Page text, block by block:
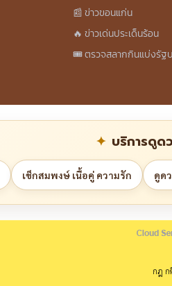
📰 ข่าวขอนแก่น
🔥 ข่าวเด่นประเด็นร้อน
🎟️ ตรวจสลากกินแบ่งรัฐ
บริการดูด
เช็กสมพงษ์ เนื้อคู่ ความรัก ดูด
กฎ ก